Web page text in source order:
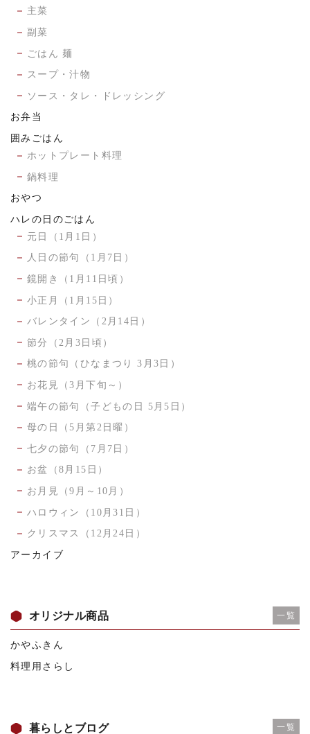
主菜
副菜
ごはん 麺
スープ・汁物
ソース・タレ・ドレッシング
お弁当
囲みごはん
ホットプレート料理
鍋料理
おやつ
ハレの日のごはん
元日（1月1日）
人日の節句（1月7日）
鏡開き（1月11日頃）
小正月（1月15日）
バレンタイン（2月14日）
節分（2月3日頃）
桃の節句（ひなまつり 3月3日）
お花見（3月下旬～）
端午の節句（子どもの日 5月5日）
母の日（5月第2日曜）
七夕の節句（7月7日）
お盆（8月15日）
お月見（9月～10月）
ハロウィン（10月31日）
クリスマス（12月24日）
アーカイブ
オリジナル商品 一覧
かやふきん
料理用さらし
暮らしとブログ 一覧